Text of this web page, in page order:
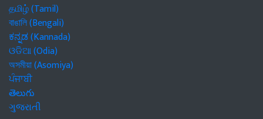
தமிழ் (Tamil)
বাঙালি (Bengali)
ಕನ್ನಡ (Kannada)
ଓଡିଆ (Odia)
অসমীয়া (Asomiya)
ਪੰਜਾਬੀ
తెలుగు
ગુજરાતી